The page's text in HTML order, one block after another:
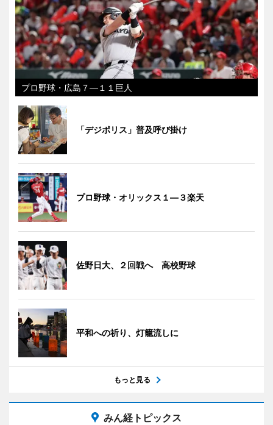
プロ野球・広島７―１１巨人
「デジポリス」普及呼び掛け
プロ野球・オリックス１―３楽天
佐野日大、２回戦へ 高校野球
平和への祈り、灯籠流しに
もっと見る
みん経トピックス